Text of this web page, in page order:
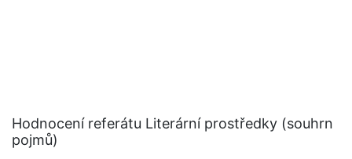
Hodnocení referátu Literární prostředky (souhrn
pojmů)